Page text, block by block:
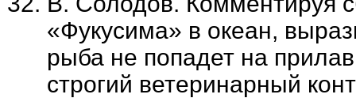
«Фукусима» в океан,
рыба не попадет на
строгий ветеринарный